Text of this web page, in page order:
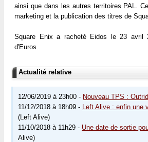
ainsi que dans les autres territoires PAL.
marketing et la publication des titres de
Square Enix a racheté Eidos le 23 avril
d'Euros
Actualité relative
12/06/2019 à 23h00 - Nouveau TPS :
11/12/2018 à 18h09 - Left Alive : enfin une
(Left Alive)
11/10/2018 à 11h29 - Une date de sortie
Alive)